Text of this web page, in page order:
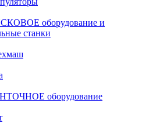
оборудование и
станки
оборудование